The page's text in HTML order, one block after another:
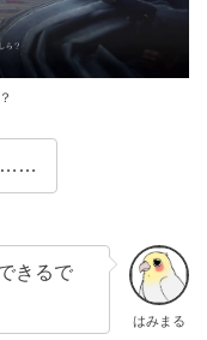
……
はみまる
きるで